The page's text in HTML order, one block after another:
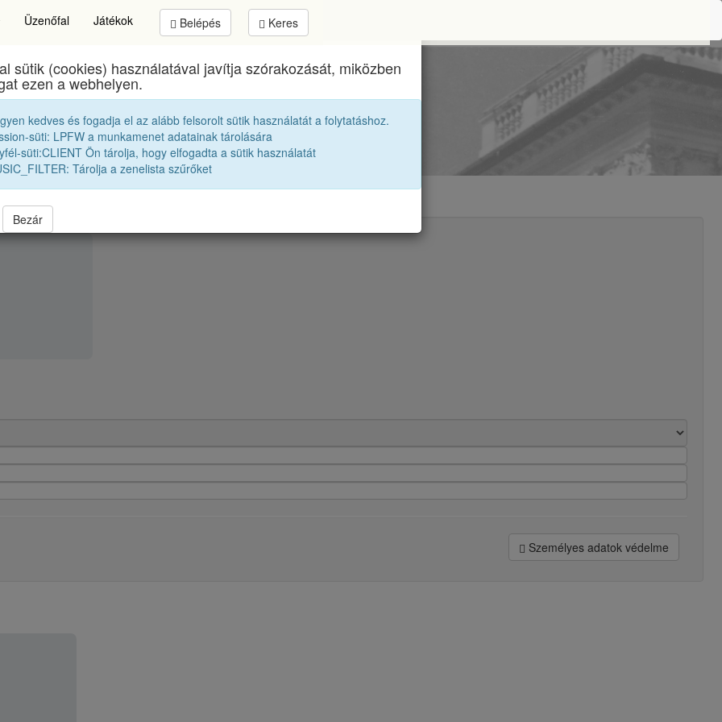
Üzenőfal Játékok Belépés Keres
Sámuel Líceumegykori diákjai 1956 10C esti tagozat
V. Cecilia
Személyes adatok védelme
sütik (cookies) használatával javítja szórakozását, miközben
ezen a webhelyen.
kedves és fogadja el az alább felsorolt sütik használatát a folytatáshoz.
süti: LPFW a munkamenet adatainak tárolására
süti:CLIENT Ön tárolja, hogy elfogadta a sütik használatát
Tárolja a zenelista szűrőket
Bezár